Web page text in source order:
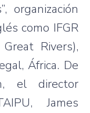
organización
como IFGR
Rivers),
África. De
el director
James